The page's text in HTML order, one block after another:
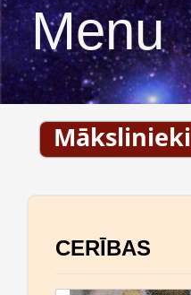
Menu
Mākslinieki
CERĪBAS